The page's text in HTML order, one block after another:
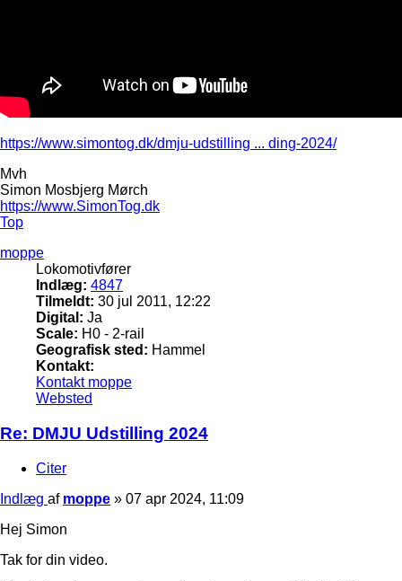
https://www.simontog.dk/dmju-udstilling ... ding-2024/
Mvh
Simon Mosbjerg Mørch
https://www.SimonTog.dk
Top
moppe
Lokomotivfører
Indlæg: 4847
Tilmeldt: 30 jul 2011, 12:22
Digital: Ja
Scale: H0 - 2-rail
Geografisk sted: Hammel
Kontakt:
Kontakt moppe
Websted
Re: DMJU Udstilling 2024
Citer
Indlæg af moppe » 07 apr 2024, 11:09
Hej Simon
Tak for din video.